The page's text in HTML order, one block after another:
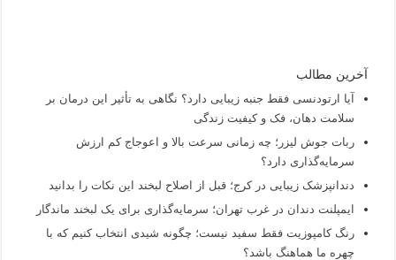
آخرین مطالب
آیا ارتودنسی فقط جنبه زیبایی دارد؟ نگاهی به تأثیر این درمان بر
سلامت دهان، فک و کیفیت زندگی
ربات جوش لیزر؛ چه زمانی سرعت بالا و اعوجاج کم ارزش
سرمایه‌گذاری دارد؟
دندانپزشک زیبایی در کرج؛ قبل از اصلاح لبخند این نکات را بدانید
ایمپلنت دندان در غرب تهران؛ سرمایه‌گذاری برای یک لبخند ماندگار
رنگ کامپوزیت فقط سفید نیست؛ چگونه شیدی انتخاب کنیم که با
چهره ما هماهنگ باشد؟